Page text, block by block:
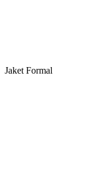
Jaket Formal